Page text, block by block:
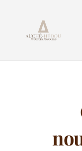
contenu
Professionnels